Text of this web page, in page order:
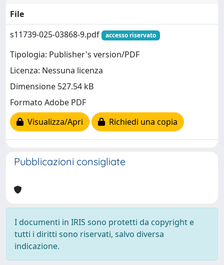
File
s11739-025-03868-9.pdf
accesso riservato
Tipologia: Publisher's version/PDF
Licenza: Nessuna licenza
Dimensione 527.54 kB
Formato Adobe PDF
Visualizza/Apri
Richiedi una copia
Pubblicazioni consigliate
I documenti in IRIS sono protetti da copyright e
tutti i diritti sono riservati, salvo diversa
indicazione.